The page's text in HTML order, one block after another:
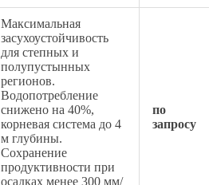
Максимальная
засухоустойчивость
для степных и
полупустынных
регионов.
Водопотребление
снижено на 40%,
корневая система до 4
м глубины.
Сохранение
продуктивности при
осадках менее 300 мм/
по
запросу